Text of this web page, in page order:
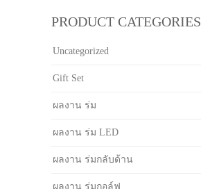
PRODUCT CATEGORIES
Uncategorized
Gift Set
ผลงาน ร่ม
ผลงาน ร่ม LED
ผลงาน ร่มกลับด้าน
ผลงาน ร่มกอล์ฟ